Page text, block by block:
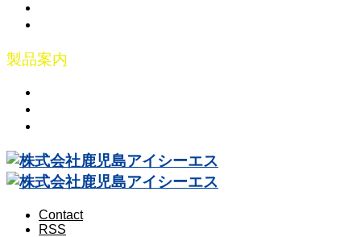
製品案内
Contact
RSS